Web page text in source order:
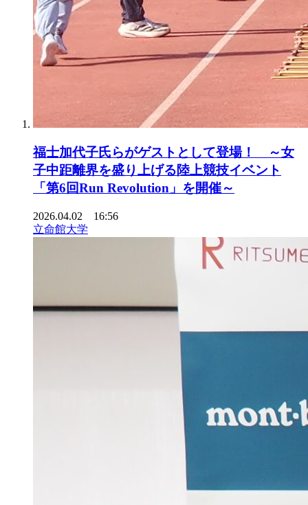
福士加代子氏らがゲストとして登場！ ～女
子中距離界を盛り上げる陸上競技イベント
「第6回Run Revolution」を開催～
2026.04.02 16:56
立命館大学